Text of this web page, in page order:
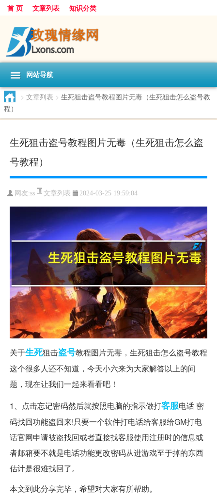
首 页 文章列表 知识分类
网站导航
> 文章列表 > 生死狙击盗号教程图片无毒（生死狙击怎么盗号教
程）
生死狙击盗号教程图片无毒（生死狙击怎么盗
号教程）
网友:ss 文章列表 2024-03-25 19:59:04
关于生死狙击盗号教程图片无毒，生死狙击怎么盗号教程
这个很多人还不知道，今天小六来为大家解答以上的问
题，现在让我们一起来看看吧！
1、点击忘记密码然后就按照电脑的指示做打客服电话 密
码找回功能盗回来!只要一个软件打电话给客服给GM打电
话官网申请被盗找回或者直接找客服使用注册时的信息或
者邮箱要不就是电话功能更改密码从进游戏至于掉的东西
估计是很难找回了。
本文到此分享完毕，希望对大家有所帮助。